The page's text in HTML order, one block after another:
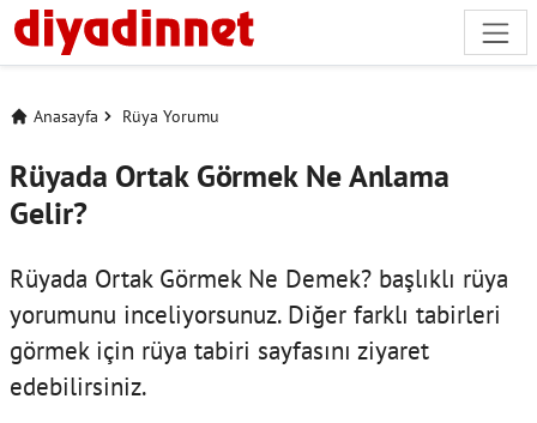
Anasayfa Rüya Yorumu
Rüyada Ortak Görmek Ne Anlama
Gelir?
Rüyada Ortak Görmek Ne Demek? başlıklı rüya
yorumunu inceliyorsunuz. Diğer farklı tabirleri
görmek için rüya tabiri sayfasını ziyaret
edebilirsiniz.